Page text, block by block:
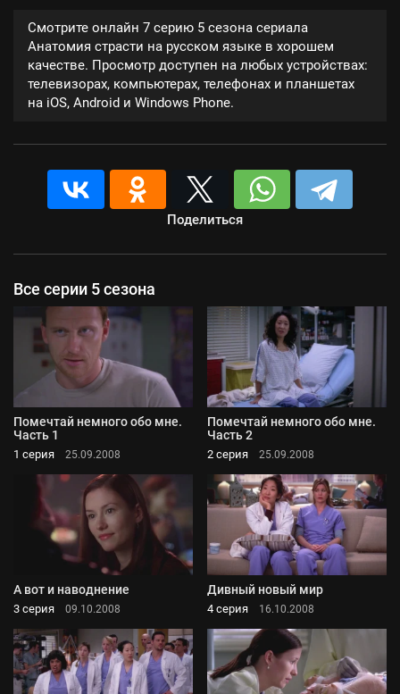
Смотрите онлайн 7 серию 5 сезона сериала
Анатомия страсти на русском языке в хорошем
качестве. Просмотр доступен на любых устройствах:
телевизорах, компьютерах, телефонах и планшетах
на iOS, Android и Windows Phone.
Поделиться
Все серии 5 сезона
Помечтай немного обо мне.
Часть 1
1 серия 25.09.2008
Помечтай немного обо мне.
Часть 2
2 серия 25.09.2008
А вот и наводнение
3 серия 09.10.2008
Дивный новый мир
4 серия 16.10.2008